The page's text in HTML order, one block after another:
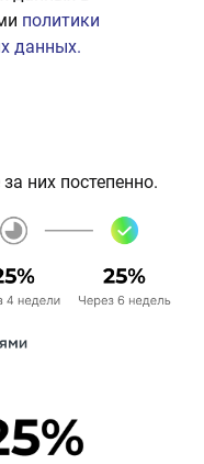
политики
данных.
них постепенно.